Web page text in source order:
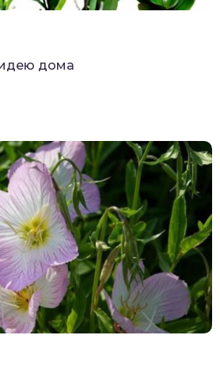
дома